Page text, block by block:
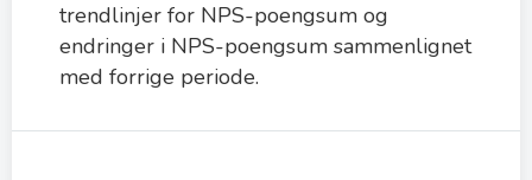
trendlinjer for NPS-poengsum og
endringer i NPS-poengsum sammenlignet
med forrige periode.